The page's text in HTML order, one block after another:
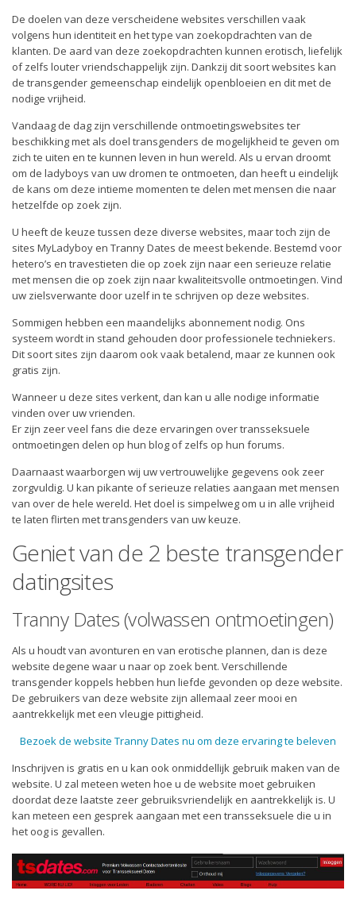
De doelen van deze verscheidene websites verschillen vaak
volgens hun identiteit en het type van zoekopdrachten van de
klanten. De aard van deze zoekopdrachten kunnen erotisch, liefelijk
of zelfs louter vriendschappelijk zijn. Dankzij dit soort websites kan
de transgender gemeenschap eindelijk openbloeien en dit met de
nodige vrijheid.
Vandaag de dag zijn verschillende ontmoetingswebsites ter
beschikking met als doel transgenders de mogelijkheid te geven om
zich te uiten en te kunnen leven in hun wereld. Als u ervan droomt
om de ladyboys van uw dromen te ontmoeten, dan heeft u eindelijk
de kans om deze intieme momenten te delen met mensen die naar
hetzelfde op zoek zijn.
U heeft de keuze tussen deze diverse websites, maar toch zijn de
sites MyLadyboy en Tranny Dates de meest bekende. Bestemd voor
hetero’s en travestieten die op zoek zijn naar een serieuze relatie
met mensen die op zoek zijn naar kwaliteitsvolle ontmoetingen. Vind
uw zielsverwante door uzelf in te schrijven op deze websites.
Sommigen hebben een maandelijks abonnement nodig. Ons
systeem wordt in stand gehouden door professionele techniekers.
Dit soort sites zijn daarom ook vaak betalend, maar ze kunnen ook
gratis zijn.
Wanneer u deze sites verkent, dan kan u alle nodige informatie
vinden over uw vrienden.
Er zijn zeer veel fans die deze ervaringen over transseksuele
ontmoetingen delen op hun blog of zelfs op hun forums.
Daarnaast waarborgen wij uw vertrouwelijke gegevens ook zeer
zorgvuldig. U kan pikante of serieuze relaties aangaan met mensen
van over de hele wereld. Het doel is simpelweg om u in alle vrijheid
te laten flirten met transgenders van uw keuze.
Geniet van de 2 beste transgender
datingsites
Tranny Dates (volwassen ontmoetingen)
Als u houdt van avonturen en van erotische plannen, dan is deze
website degene waar u naar op zoek bent. Verschillende
transgender koppels hebben hun liefde gevonden op deze website.
De gebruikers van deze website zijn allemaal zeer mooi en
aantrekkelijk met een vleugje pittigheid.
Bezoek de website Tranny Dates nu om deze ervaring te beleven
Inschrijven is gratis en u kan ook onmiddellijk gebruik maken van de
website. U zal meteen weten hoe u de website moet gebruiken
doordat deze laatste zeer gebruiksvriendelijk en aantrekkelijk is. U
kan meteen een gesprek aangaan met een transseksuele die u in
het oog is gevallen.